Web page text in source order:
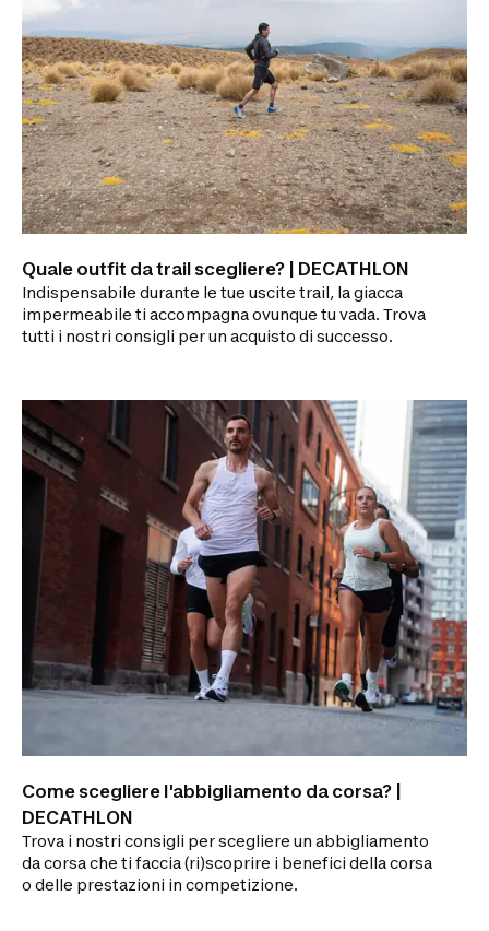
Quale outfit da trail scegliere? | DECATHLON
Indispensabile durante le tue uscite trail, la giacca
impermeabile ti accompagna ovunque tu vada. Trova
tutti i nostri consigli per un acquisto di successo.
Come scegliere l'abbigliamento da corsa? |
DECATHLON
Trova i nostri consigli per scegliere un abbigliamento
da corsa che ti faccia (ri)scoprire i benefici della corsa
o delle prestazioni in competizione.